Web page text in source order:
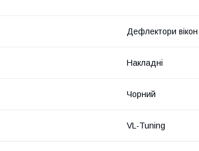
Дефлектори вікон
Накладні
Чорний
VL-Tuning